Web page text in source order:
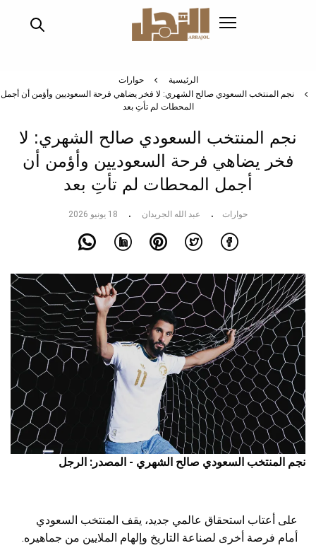
الرئيسية
حوارات
نجم المنتخب السعودي صالح الشهري: لا فخر يضاهي فرحة السعوديين وأؤمن أن أجمل
المحطات لم تأتِ بعد
نجم المنتخب السعودي صالح الشهري: لا
فخر يضاهي فرحة السعوديين وأؤمن أن
أجمل المحطات لم تأتِ بعد
حوارات عبد الله الجريدان 18 يونيو 2026
نجم المنتخب السعودي صالح الشهري - المصدر: الرجل
على أعتاب استحقاق عالمي جديد، يقف المنتخب السعودي
أمام فرصة أخرى لصناعة التاريخ وإلهام الملايين من جماهيره.